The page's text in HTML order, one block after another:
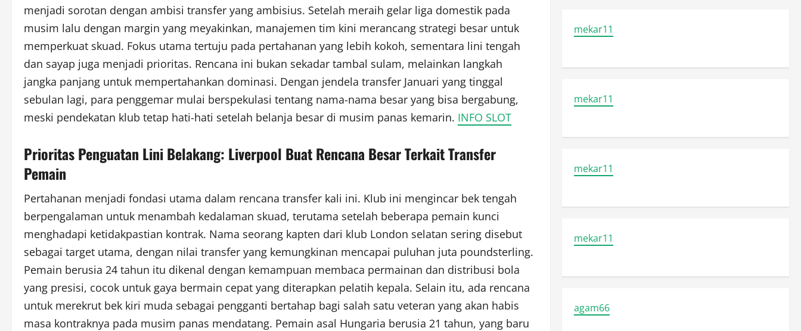
menjadi sorotan dengan ambisi transfer yang ambisius. Setelah meraih gelar liga domestik pada
musim lalu dengan margin yang meyakinkan, manajemen tim kini merancang strategi besar untuk
memperkuat skuad. Fokus utama tertuju pada pertahanan yang lebih kokoh, sementara lini tengah
dan sayap juga menjadi prioritas. Rencana ini bukan sekadar tambal sulam, melainkan langkah
jangka panjang untuk mempertahankan dominasi. Dengan jendela transfer Januari yang tinggal
sebulan lagi, para penggemar mulai berspekulasi tentang nama-nama besar yang bisa bergabung,
meski pendekatan klub tetap hati-hati setelah belanja besar di musim panas kemarin. INFO SLOT
Prioritas Penguatan Lini Belakang: Liverpool Buat Rencana Besar Terkait Transfer
Pemain
Pertahanan menjadi fondasi utama dalam rencana transfer kali ini. Klub ini mengincar bek tengah
berpengalaman untuk menambah kedalaman skuad, terutama setelah beberapa pemain kunci
menghadapi ketidakpastian kontrak. Nama seorang kapten dari klub London selatan sering disebut
sebagai target utama, dengan nilai transfer yang kemungkinan mencapai puluhan juta poundsterling.
Pemain berusia 24 tahun itu dikenal dengan kemampuan membaca permainan dan distribusi bola
yang presisi, cocok untuk gaya bermain cepat yang diterapkan pelatih kepala. Selain itu, ada rencana
untuk merekrut bek kiri muda sebagai pengganti bertahap bagi salah satu veteran yang akan habis
masa kontraknya pada musim panas mendatang. Pemain asal Hungaria berusia 21 tahun, yang baru
mekar11
mekar11
mekar11
mekar11
agam66